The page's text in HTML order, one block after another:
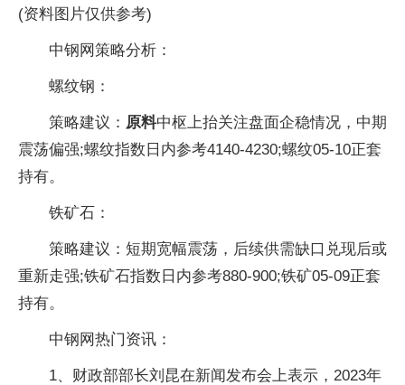
(资料图片仅供参考)
中钢网策略分析：
螺纹钢：
策略建议： 原料中枢上抬关注盘面企稳情况，中期
震荡偏强;螺纹指数日内参考4140-4230;螺纹05-10正套
持有。
铁矿石：
策略建议：短期宽幅震荡，后续供需缺口兑现后或
重新走强;铁矿石指数日内参考880-900;铁矿05-09正套
持有。
中钢网热门资讯：
1、财政部部长刘昆在新闻发布会上表示，2023年